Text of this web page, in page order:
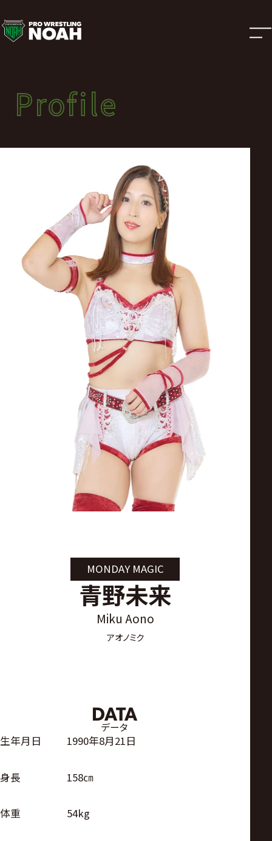
選
手
紹
介
|
Profile
選手紹介
Profile
MONDAY MAGIC
青野未来
Miku Aono
アオノミク
DATA
データ
生年月日 1990年8月21日
身長 158㎝
体重 54kg